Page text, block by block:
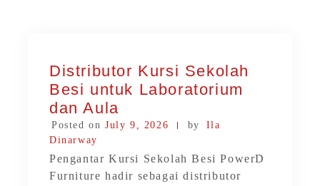
Distributor Kursi Sekolah
Besi untuk Laboratorium
dan Aula
Posted on July 9, 2026 by
Ila
Dinarway
Pengantar Kursi Sekolah Besi PowerD
Furniture hadir sebagai distributor